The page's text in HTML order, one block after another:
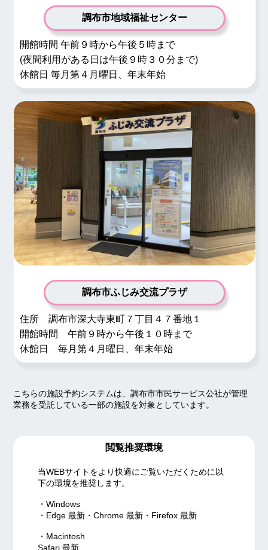
調布市地域福祉センター
開館時間 午前９時から午後５時まで
(夜間利用がある日は午後９時３０分まで)
休館日 毎月第４月曜日、年末年始
調布市ふじみ交流プラザ
住所 調布市深大寺東町７丁目４７番地１
開館時間 午前９時から午後１０時まで
休館日 毎月第４月曜日、年末年始
こちらの施設予約システムは、調布市市民サービス公社が管理
業務を受託している一部の施設を対象としています。
閲覧推奨環境
当WEBサイトをより快適にご覧いただくために以
下の環境を推奨します。
・Windows
・Edge 最新・Chrome 最新・Firefox 最新
・Macintosh
Safari 最新